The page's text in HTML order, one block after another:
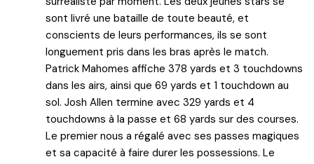
sont livré une bataille de toute beauté, et
conscients de leurs performances, ils se sont
longuement pris dans les bras après le match.
Patrick Mahomes affiche 378 yards et 3 touchdowns
dans les airs, ainsi que 69 yards et 1 touchdown au
sol. Josh Allen termine avec 329 yards et 4
touchdowns à la passe et 68 yards sur des courses.
Le premier nous a régalé avec ses passes magiques
et sa capacité à faire durer les possessions. Le